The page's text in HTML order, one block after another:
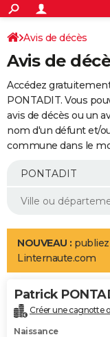
ACTUALITÉS
Politique
Société
Faits Divers
Education
Monde
Villes
+
SPORT
Coupe du monde 2026
Football
Tennis
Cyclisme
Rugby
Forum
Programme TV
TNT
Streaming
Cinéma
Sorties cinéma
Musique
+
FINANCE
Retraite
Epargne
Immobilier
Risques naturels par
Banque
Assurance
AUTO
Essais
Réserver un essai
Citadines
Berlines
SUV
Forum auto
+
Mobiles
Meilleur smartphone
Internet
Ordinateurs
Jeux vidéo
Guide high-tech
Aménagement intérieur
LIFESTYLE
Art de vivre
Bien-être
Loisirs
Mode
Modes de vie
Alimentation
Guide de la santé
Maladies
Médicaments
Sommeil
VOYAGE
Destinations
City break
Voyage nature
Voyage de noces
Forum
Climat
+PHOTO
Avis de décès
Avis de
Accédez
PONTADIT. Vous
avis de décès ou un
nom d'un défunt et/
commune dans le
NOUVEAU :
Linternaute.com
Patrick
Créer une cagnotte
Naissance